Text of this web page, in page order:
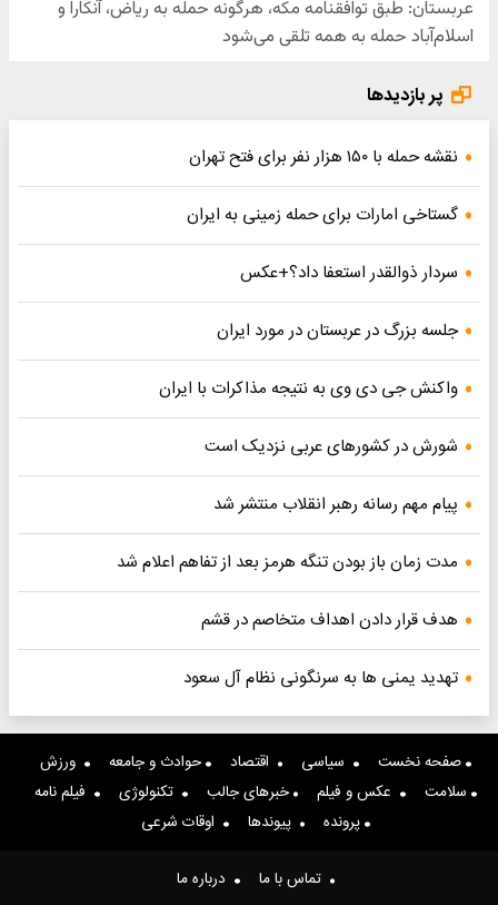
پر بازدیدها
نقشه حمله با ۱۵۰ هزار نفر برای فتح تهران
گستاخی امارات برای حمله زمینی به ایران
سردار ذوالقدر استعفا داد؟+عکس
جلسه بزرگ در عربستان در مورد ایران
واکنش جی دی وی به نتیجه مذاکرات با ایران
شورش در کشورهای عربی نزدیک است
پیام مهم رسانه رهبر انقلاب منتشر شد
مدت زمان باز بودن تنگه هرمز بعد از تفاهم اعلام شد
هدف قرار دادن اهداف متخاصم در قشم
تهدید یمنی ها به سرنگونی نظام آل سعود
صفحه نخست سیاسی اقتصاد حوادث و جامعه
ورزش
سلامت
عکس و فیلم خبرهای جالب تکنولوژی
فیلم نامه
پرونده
پیوندها اوقات شرعی
تماس با ما درباره ما